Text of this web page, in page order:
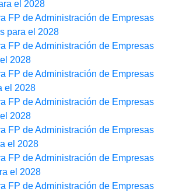
el 2028
FP de Administración de Empresas
para el 2028
FP de Administración de Empresas
2028
FP de Administración de Empresas
el 2028
FP de Administración de Empresas
2028
FP de Administración de Empresas
el 2028
FP de Administración de Empresas
el 2028
FP de Administración de Empresas